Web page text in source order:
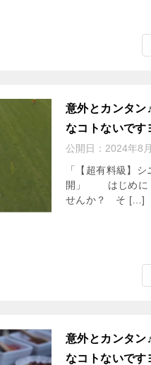
意外とカンタ
なコトないです
公開日： 2024年8
「【超有料級】
開」 はじめに
せんか？ そ […]
意外とカンタ
なコトないです